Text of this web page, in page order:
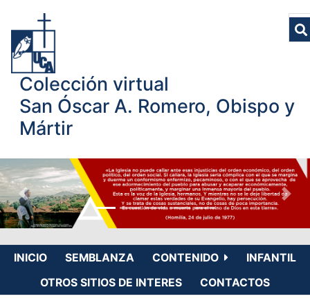
Colección virtual
San Óscar A. Romero, Obispo y
Mártir
INICIO SEMBLANZA CONTENIDO
INFANTIL
OTROS SITIOS DE INTERES
CONTACTOS